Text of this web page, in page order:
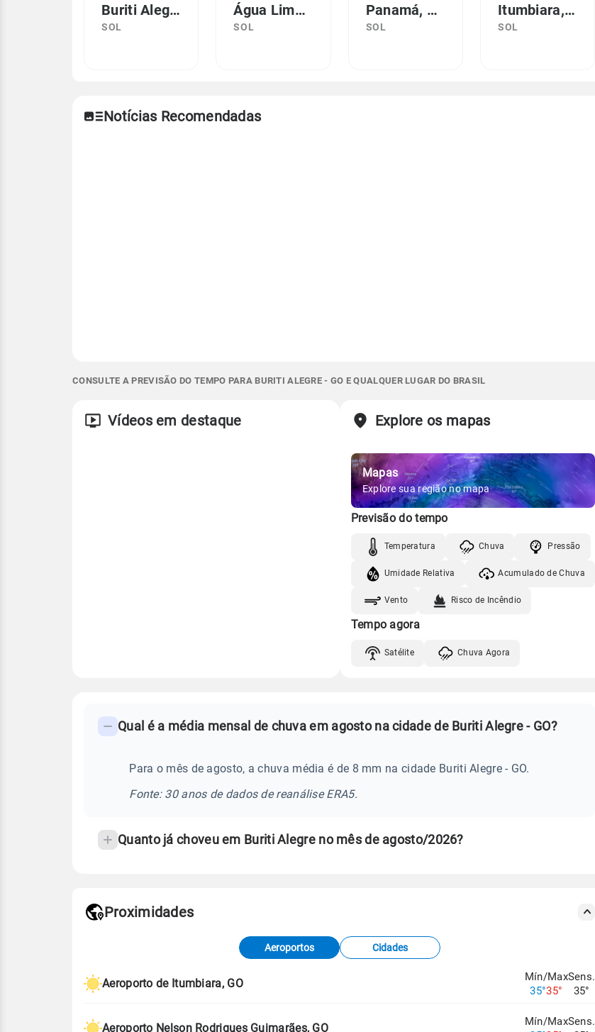
Buriti Alegre, GO
SOL
Água Limpa, GO
SOL
Panamá, GO
SOL
Itumbiara, GO
SOL
Notícias Recomendadas
CONSULTE A PREVISÃO DO TEMPO PARA BURITI ALEGRE - GO E QUALQUER LUGAR DO BRASIL
Vídeos em destaque Explore os mapas
Mapas
Explore sua região no mapa
Previsão do tempo
Temperatura Chuva Pressão
Umidade Relativa Acumulado de Chuva
Vento Risco de Incêndio
Tempo agora
Satélite Chuva Agora
frequentes
temperatura
Qual é a média mensal de chuva em agosto na cidade de Buriti Alegre - GO?
Para o mês de agosto, a chuva média é de 8 mm na cidade Buriti Alegre - GO.
Fonte: 30 anos de dados de reanálise ERA5.
Quanto já choveu em Buriti Alegre no mês de agosto/2026?
de Tempo e Estudos Climáticos (CPTEC).
Proximidades
Aeroportos Cidades
Aeroporto de Itumbiara, GO
Mín/Max
35°35°
Sens.
35°
Aeroporto Nelson Rodrigues Guimarães, GO
Mín/MaxSens.